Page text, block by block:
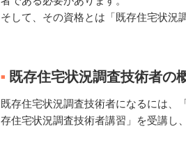
そして、その資格とは「既存住宅状況
■ 既存住宅状況調査技術者の
既存住宅状況調査技術者になるには、
存住宅状況調査技術者講習」を受講し